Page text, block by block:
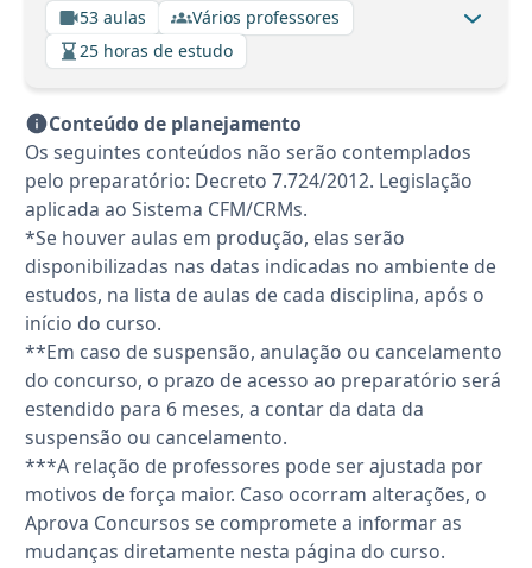
53 aulas
Vários professores
25 horas de estudo
Conteúdo de planejamento
Os seguintes conteúdos não serão contemplados
pelo preparatório: Decreto 7.724/2012. Legislação
aplicada ao Sistema CFM/CRMs.
*Se houver aulas em produção, elas serão
disponibilizadas nas datas indicadas no ambiente de
estudos, na lista de aulas de cada disciplina, após o
início do curso.
**Em caso de suspensão, anulação ou cancelamento
do concurso, o prazo de acesso ao preparatório será
estendido para 6 meses, a contar da data da
suspensão ou cancelamento.
***A relação de professores pode ser ajustada por
motivos de força maior. Caso ocorram alterações, o
Aprova Concursos se compromete a informar as
mudanças diretamente nesta página do curso.